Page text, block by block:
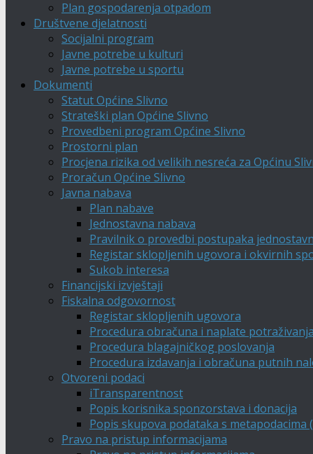
Plan gospodarenja otpadom
Društvene djelatnosti
Socijalni program
Javne potrebe u kulturi
Javne potrebe u sportu
Dokumenti
Statut Općine Slivno
Strateški plan Općine Slivno
Provedbeni program Općine Slivno
Prostorni plan
Procjena rizika od velikih nesreća za Općinu
Proračun Općine Slivno
Javna nabava
Plan nabave
Jednostavna nabava
Pravilnik o provedbi postupaka
Registar sklopljenih ugovora i okvirnih
Sukob interesa
Financijski izvještaji
Fiskalna odgovornost
Registar sklopljenih ugovora
Procedura obračuna i naplate
Procedura blagajničkog poslovanja
Procedura izdavanja i obračuna putnih
Otvoreni podaci
iTransparentnost
Popis korisnika sponzorstava i donacija
Popis skupova podataka s metapodacima
Pravo na pristup informacijama